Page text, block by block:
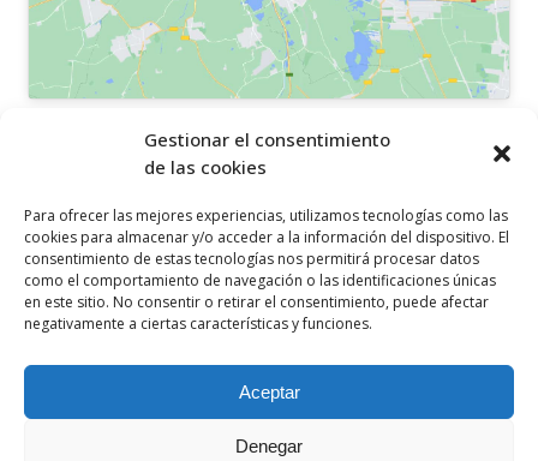
Gestionar el consentimiento
de las cookies
Para ofrecer las mejores experiencias, utilizamos tecnologías como las
cookies para almacenar y/o acceder a la información del dispositivo. El
consentimiento de estas tecnologías nos permitirá procesar datos
como el comportamiento de navegación o las identificaciones únicas
en este sitio. No consentir o retirar el consentimiento, puede afectar
negativamente a ciertas características y funciones.
Aceptar
Denegar
OTROS ENLACES
Política de cookies
Aviso legal
Canal ético
SÍGUENOS EN